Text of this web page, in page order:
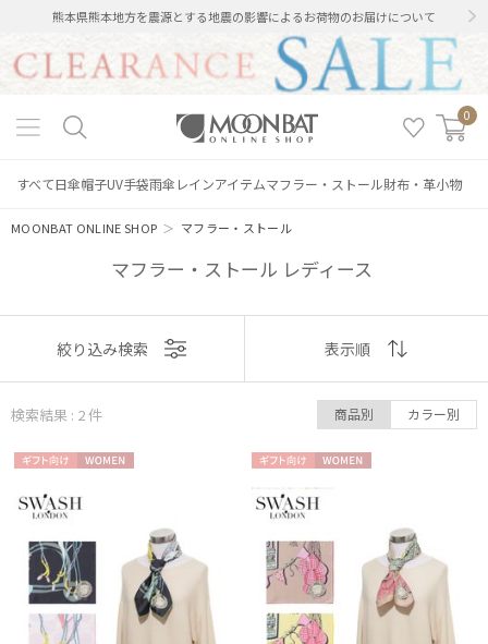
熊本県熊本地方を震源とする地震の影響によるお荷物のお届けについて
0
すべて日傘帽子UV手袋雨傘 レインアイテムマフラー・ストール財布・革小物
MOONBAT ONLINE SHOP ＞ マフラー・ストール
マフラー・ストール レディース
絞り込み
レディース メンズ
カテゴリー
ブランド
表示
おすすめ
価格の高い
順
価格の低い
順
絞り込み検索 表示順
検索結果 : 2件 商品別 カラー別
向け
N
向け
N